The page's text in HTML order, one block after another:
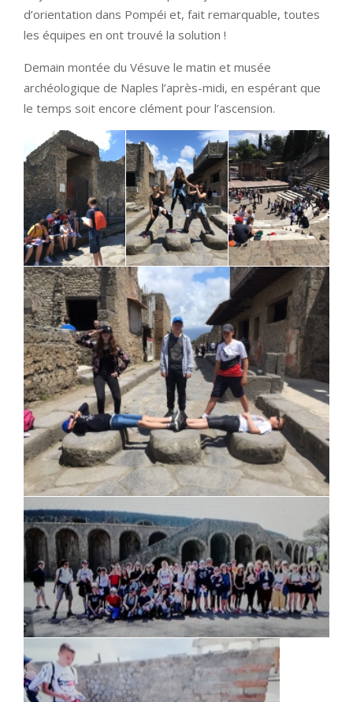
d’orientation dans Pompéi et, fait remarquable, toutes
les équipes en ont trouvé la solution !
Demain montée du Vésuve le matin et musée
archéologique de Naples l’après-midi, en espérant que
le temps soit encore clément pour l’ascension.